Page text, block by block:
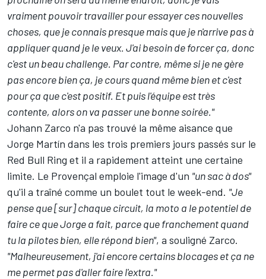
vraiment pouvoir travailler pour essayer ces nouvelles
choses, que je connais presque mais que je n'arrive pas à
appliquer quand je le veux. J'ai besoin de forcer ça, donc
c'est un beau challenge. Par contre, même si je ne gère
pas encore bien ça, je cours quand même bien et c'est
pour ça que c'est positif. Et puis l'équipe est très
contente, alors on va passer une bonne soirée."
Johann Zarco n'a pas trouvé la même aisance que
Jorge Martín dans les trois premiers jours passés sur le
Red Bull Ring et il a rapidement atteint une certaine
limite. Le Provençal emploie l'image d'un "un sac à dos"
qu'il a traîné comme un boulet tout le week-end. "Je
pense que [sur] chaque circuit, la moto a le potentiel de
faire ce que Jorge a fait, parce que franchement quand
tu la pilotes bien, elle répond bien", a souligné Zarco.
"Malheureusement, j'ai encore certains blocages et ça ne
me permet pas d'aller faire l'extra."